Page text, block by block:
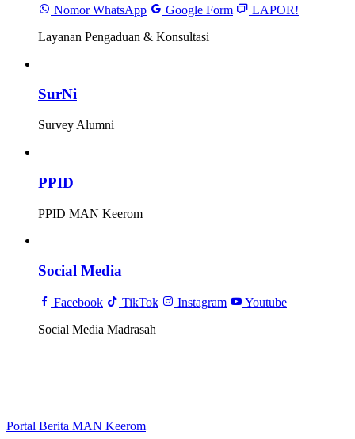
Nomor WhatsApp Google Form
LAPOR!
Layanan Pengaduan & Konsultasi
SurNi
Survey Alumni
PPID
PPID MAN Keerom
Social Media
Facebook TikTok Instagram
Youtube
Social Media Madrasah
Portal Berita MAN Keerom